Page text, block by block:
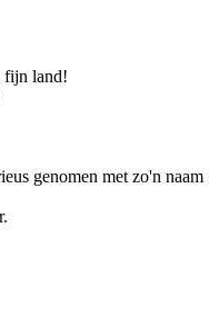
fijn land!
genomen met zo'n naam